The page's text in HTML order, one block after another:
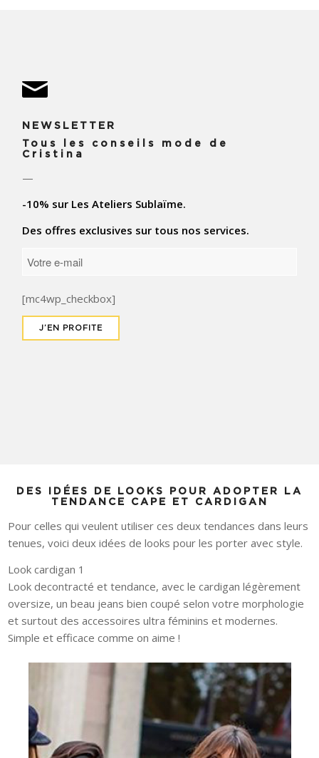
NEWSLETTER
Tous les conseils mode de
Cristina
—
-10% sur Les Ateliers Sublaïme.
Des offres exclusives sur tous nos services.
[mc4wp_checkbox]
DES IDÉES DE LOOKS POUR ADOPTER LA
TENDANCE CAPE ET CARDIGAN
Pour celles qui veulent utiliser ces deux tendances dans leurs
tenues, voici deux idées de looks pour les porter avec style.
Look cardigan 1
Look decontracté et tendance, avec le cardigan légèrement
oversize, un beau jeans bien coupé selon votre morphologie
et surtout des accessoires ultra féminins et modernes.
Simple et efficace comme on aime !